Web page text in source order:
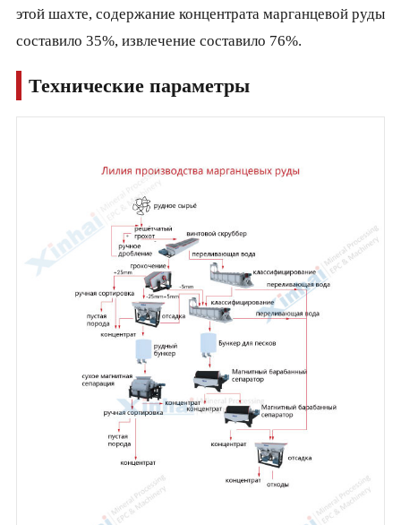
этой шахте, содержание концентрата марганцевой руды
составило 35%, извлечение составило 76%.
Технические параметры